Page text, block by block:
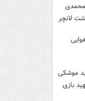
محمدی
لانچر
موشکی
بازی